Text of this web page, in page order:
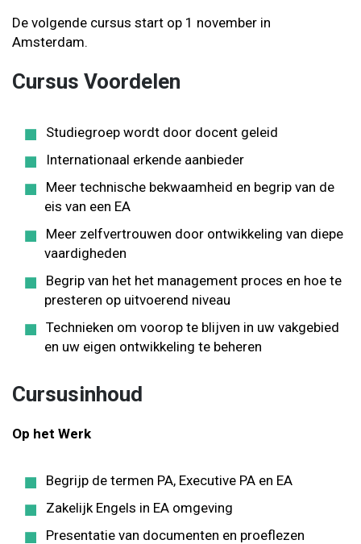
De volgende cursus start op 1 november in
Amsterdam.
Cursus Voordelen
Studiegroep wordt door docent geleid
Internationaal erkende aanbieder
Meer technische bekwaamheid en begrip van de
eis van een EA
Meer zelfvertrouwen door ontwikkeling van diepe
vaardigheden
Begrip van het het management proces en hoe te
presteren op uitvoerend niveau
Technieken om voorop te blijven in uw vakgebied
en uw eigen ontwikkeling te beheren
Cursusinhoud
Op het Werk
Begrijp de termen PA, Executive PA en EA
Zakelijk Engels in EA omgeving
Presentatie van documenten en proeflezen